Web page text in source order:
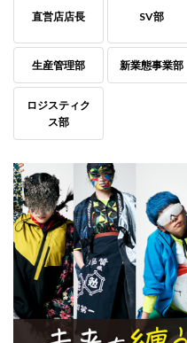
直営店店長 SV部
生産管理部 新業態事業部
ロジスティク
ス部